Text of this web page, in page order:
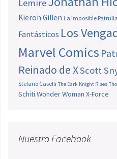
Lemire
Kieron Gillen La Imposible
Fantásticos Los
Marvel Comics
Reinado de XScott
Stefano Caselli The Dark Knight Rises
Schiti Wonder Woman X-Force
Nuestro Facebook